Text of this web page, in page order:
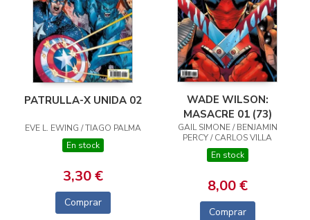
PATRULLA-X UNIDA 02
EVE L. EWING / TIAGO PALMA
En stock
3,30 €
Comprar
WADE WILSON:
MASACRE 01 (73)
GAIL SIMONE / BENJAMIN
PERCY / CARLOS VILLA
En stock
8,00 €
Comprar